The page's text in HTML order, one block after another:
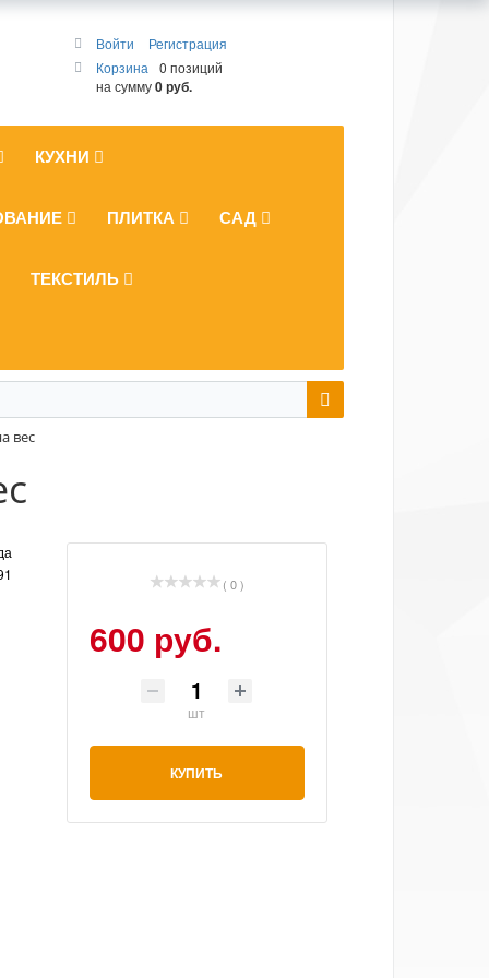
Войти
Регистрация
Корзина
0 позиций
на сумму0 руб.
КУХНИ
ПЛИТКА САД
ТЕКСТИЛЬ
вес
( 0 )
600 руб.
шт
КУПИТЬ